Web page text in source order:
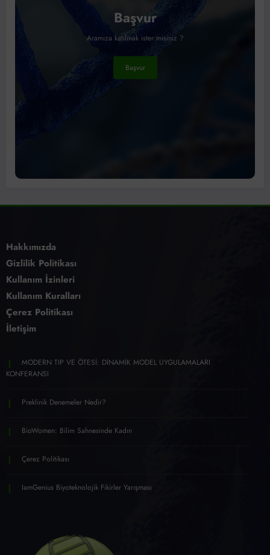
Başvur
Aramıza katılmak ister misiniz ?
Başvur
Hakkımızda
Gizlilik Politikası
Kullanım İzinleri
Kullanım Kuralları
Çerez Politikası
İletişim
MODERN TIP VE ÖTESİ: DİNAMİK MODEL UYGULAMALARI
KONFERANSI
Preklinik Denemeler Nedir?
BioWomen: Bilim Sahnesinde Kadın
Çerez Politikası
IamGenius Biyoteknolojik Fikirler Yarışması